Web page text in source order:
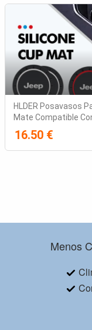
HLDER Posavasos
Mate Compatible
16.50 €
Menos